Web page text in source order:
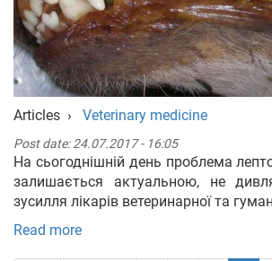
Articles › Veterinary medicine
Post date:24.07.2017 - 16:05
На сьогоднішній день проблема
залишається актуальною, не
зусилля лікарів ветеринарної та
Read more